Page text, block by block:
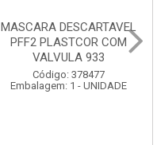
MASCARA DESCARTAVEL
PFF2 PLASTCOR COM
VALVULA 933
Código: 378477
Embalagem: 1 - UNIDADE